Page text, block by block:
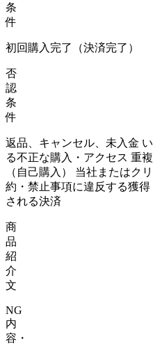
条
件
初回購入完了（決済完了）
否
認
条
件
返品、キャンセル、未入金
る不正な購入・アクセス 重
（自己購入） 当社またはク
約・禁止事項に違反する獲
される決済
商
品
紹
介
文
NG
内
容・